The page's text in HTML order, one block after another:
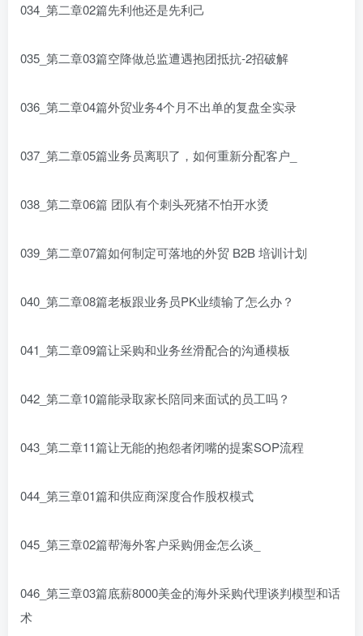
034_第二章02篇先利他还是先利己
035_第二章03篇空降做总监遭遇抱团抵抗-2招破解
036_第二章04篇外贸业务4个月不出单的复盘全实录
037_第二章05篇业务员离职了，如何重新分配客户_
038_第二章06篇 团队有个刺头死猪不怕开水烫
039_第二章07篇如何制定可落地的外贸 B2B 培训计划
040_第二章08篇老板跟业务员PK业绩输了怎么办？
041_第二章09篇让采购和业务丝滑配合的沟通模板
042_第二章10篇能录取家长陪同来面试的员工吗？
043_第二章11篇让无能的抱怨者闭嘴的提案SOP流程
044_第三章01篇和供应商深度合作股权模式
045_第三章02篇帮海外客户采购佣金怎么谈_
046_第三章03篇底薪8000美金的海外采购代理谈判模型和话
术